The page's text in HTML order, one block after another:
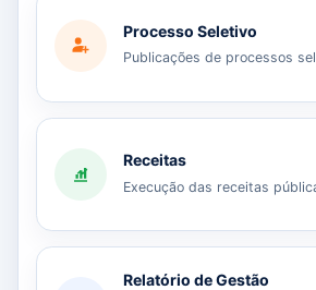
Processo Seletivo
Publicações de processos
Receitas
Execução das receitas
Relatório de Gestão